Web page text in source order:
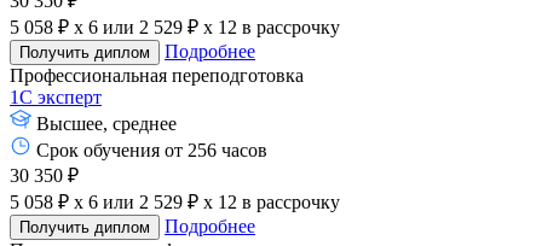
5 058 ₽ x 6 или 2 529 ₽ x 12 в рассрочку
Получить диплом
Подробнее
Профессиональная переподготовка
1С эксперт
Высшее, среднее
Срок обучения от 256 часов
30 350 ₽
5 058 ₽ x 6 или 2 529 ₽ x 12 в рассрочку
Получить диплом
Подробнее